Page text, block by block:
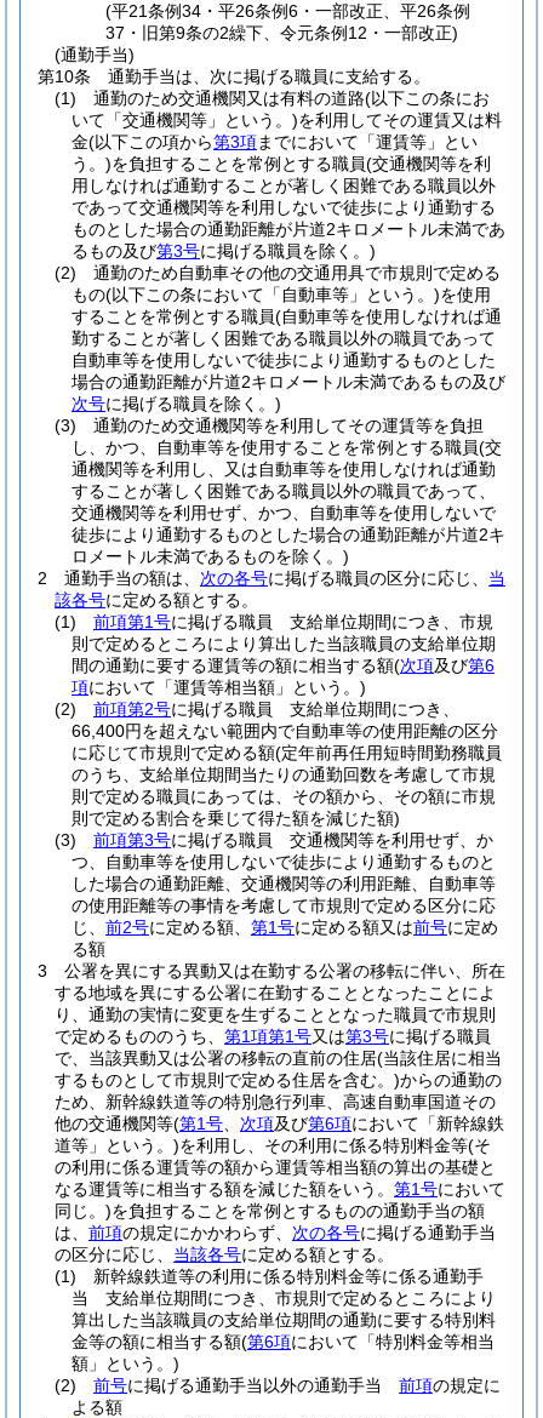
(平21条例34・平26条例6・一部改正、平26条例
37・旧第9条の2繰下、令元条例12・一部改正)
(通勤手当)
第10条
通勤手当は、次に掲げる職員に支給する。
(1)
通勤のため交通機関又は有料の道路(以下この条にお
いて「交通機関等」という。)を利用してその運賃又は料
金(以下この項から第3項までにおいて「運賃等」とい
う。)を負担することを常例とする職員(交通機関等を利
用しなければ通勤することが著しく困難である職員以外
であって交通機関等を利用しないで徒歩により通勤する
ものとした場合の通勤距離が片道2キロメートル未満であ
るもの及び第3号に掲げる職員を除く。)
(2)
通勤のため自動車その他の交通用具で市規則で定める
もの(以下この条において「自動車等」という。)を使用
することを常例とする職員(自動車等を使用しなければ通
勤することが著しく困難である職員以外の職員であって
自動車等を使用しないで徒歩により通勤するものとした
場合の通勤距離が片道2キロメートル未満であるもの及び
次号に掲げる職員を除く。)
(3)
通勤のため交通機関等を利用してその運賃等を負担
し、かつ、自動車等を使用することを常例とする職員(交
通機関等を利用し、又は自動車等を使用しなければ通勤
することが著しく困難である職員以外の職員であって、
交通機関等を利用せず、かつ、自動車等を使用しないで
徒歩により通勤するものとした場合の通勤距離が片道2キ
ロメートル未満であるものを除く。)
2
通勤手当の額は、 次の各号に掲げる職員の区分に応じ、 当
該各号に定める額とする。
(1)
前項第1号に掲げる職員 支給単位期間につき、市規
則で定めるところにより算出した当該職員の支給単位期
間の通勤に要する運賃等の額に相当する額(次項及び第6
項において「運賃等相当額」という。)
(2)
前項第2号に掲げる職員 支給単位期間につき、
66,400円を超えない範囲内で自動車等の使用距離の区分
に応じて市規則で定める額(定年前再任用短時間勤務職員
のうち、支給単位期間当たりの通勤回数を考慮して市規
則で定める職員にあっては、その額から、その額に市規
則で定める割合を乗じて得た額を減じた額)
(3)
前項第3号に掲げる職員 交通機関等を利用せず、か
つ、自動車等を使用しないで徒歩により通勤するものと
した場合の通勤距離、交通機関等の利用距離、自動車等
の使用距離等の事情を考慮して市規則で定める区分に応
じ、 前2号に定める額、 第1号に定める額又は前号に定め
る額
3
公署を異にする異動又は在勤する公署の移転に伴い、所在
する地域を異にする公署に在勤することとなったことによ
り、通勤の実情に変更を生ずることとなった職員で市規則
で定めるもののうち、 第1項第1号又は第3号に掲げる職員
で、当該異動又は公署の移転の直前の住居(当該住居に相当
するものとして市規則で定める住居を含む。)からの通勤の
ため、新幹線鉄道等の特別急行列車、高速自動車国道その
他の交通機関等(第1号 次項及び第6項において「新幹線鉄
道等」という。)を利用し、その利用に係る特別料金等(そ
の利用に係る運賃等の額から運賃等相当額の算出の基礎と
なる運賃等に相当する額を減じた額をいう。 第1号において
同じ。)を負担することを常例とするものの通勤手当の額
は、 前項の規定にかかわらず、 次の各号に掲げる通勤手当
の区分に応じ、 当該各号に定める額とする。
(1)
新幹線鉄道等の利用に係る特別料金等に係る通勤手
当 支給単位期間につき、市規則で定めるところにより
算出した当該職員の支給単位期間の通勤に要する特別料
金等の額に相当する額(第6項において「特別料金等相当
額」という。)
(2)
前号に掲げる通勤手当以外の通勤手当 前項の規定に
よる額